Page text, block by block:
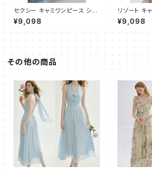
セクシー キャミワンピース ショ
ート
¥9,098
リゾート キ
ムフィット シ
¥9,098
その他の商品